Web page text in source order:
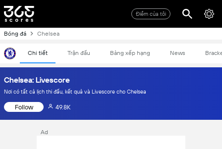
Điểm của tôi
Bóng đá Chelsea
Chi tiết Trận đấu Bảng xếp hạng News
Chelsea: Livescore
Nơi có tất cả lịch thi đấu, kết quả và Livescore cho Chelsea
Follow 49.8K
Ad